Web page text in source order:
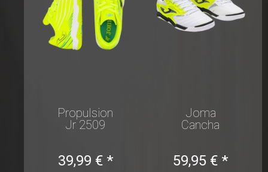
Propulsion
Jr 2509
39,99 € *
Joma
Cancha
59,95 € *